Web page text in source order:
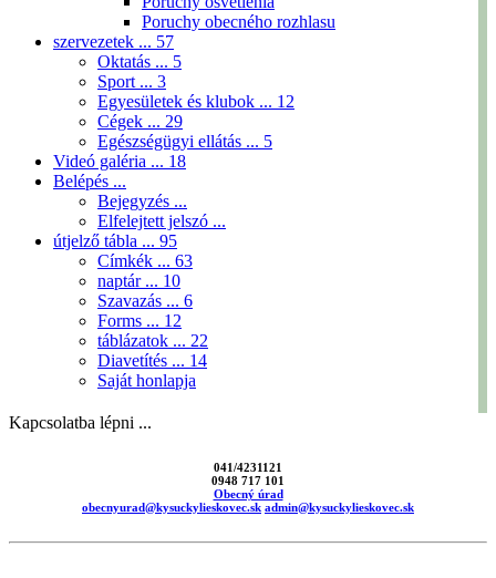
Poruchy obecného rozhlasu
szervezetek ... 57
Oktatás ... 5
Sport ... 3
Egyesületek és klubok ... 12
Cégek ... 29
Egészségügyi ellátás ... 5
Videó galéria ... 18
Belépés ...
Bejegyzés ...
Elfelejtett jelszó ...
útjelző tábla ... 95
Címkék ... 63
naptár ... 10
Szavazás ... 6
Forms ... 12
táblázatok ... 22
Diavetítés ... 14
Saját honlapja
Kapcsolatba lépni ...
041/4231121
0948 717 101
Obecný úrad
obecnyurad@kysuckylieskovec.sk admin@kysuckylieskovec.sk